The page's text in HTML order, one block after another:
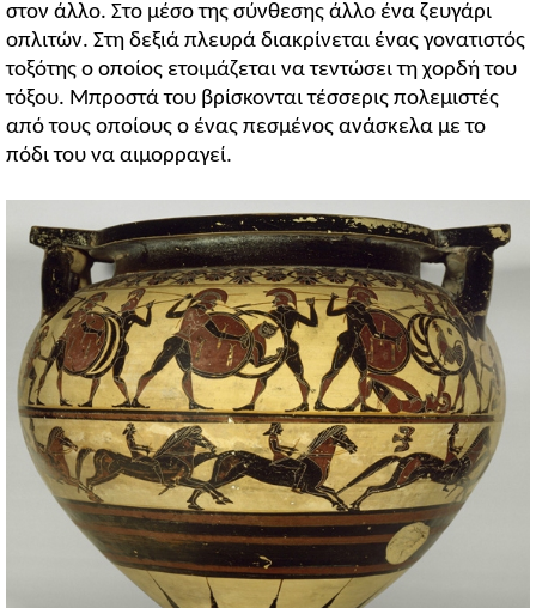
στον άλλο. Στο μέσο της σύνθεσης άλλο ένα ζευγάρι
οπλιτών. Στη δεξιά πλευρά διακρίνεται ένας γονατιστός
τοξότης ο οποίος ετοιμάζεται να τεντώσει τη χορδή του
τόξου. Μπροστά του βρίσκονται τέσσερις πολεμιστές
από τους οποίους ο ένας πεσμένος ανάσκελα με το
πόδι του να αιμορραγεί.